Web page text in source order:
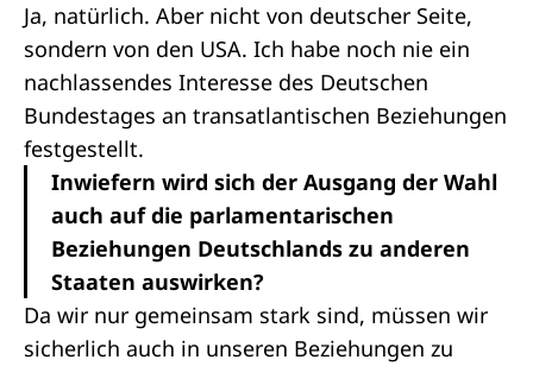
Ja, natürlich. Aber nicht von deutscher Seite,
sondern von den USA. Ich habe noch nie ein
nachlassendes Interesse des Deutschen
Bundestages an transatlantischen Beziehungen
festgestellt.
Inwiefern wird sich der Ausgang der Wahl
auch auf die parlamentarischen
Beziehungen Deutschlands zu anderen
Staaten auswirken?
Da wir nur gemeinsam stark sind, müssen wir
sicherlich auch in unseren Beziehungen zu